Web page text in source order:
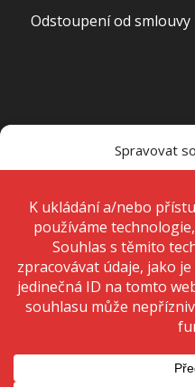
Spravovat
technologie, jako jsou soubory
zážitek z prohlížení a zobrazovali
těmito technologiemi nám
při procházení nebo jedinečná
odvolání souhlasu může
Odstoupení od smlouvy
Pondělí – Pátek7:00 –
Sobota
Neděle